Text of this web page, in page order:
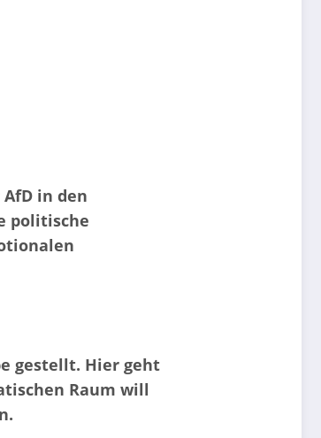
in den
politische
gestellt. Hier geht
Raum will